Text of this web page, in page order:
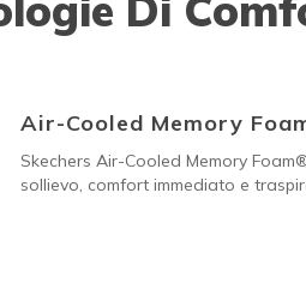
Air-Cooled Memory
Skechers Air-Cooled Memory
sollievo, comfort immediato e